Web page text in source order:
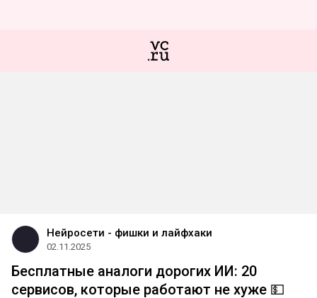
Нейросети - фишки и лайфхаки
02.11.2025
Бесплатные аналоги дорогих ИИ: 20
сервисов, которые работают не хуже 💵